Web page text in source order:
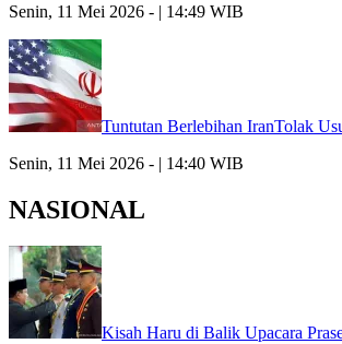
Senin, 11 Mei 2026 - | 14:49 WIB
Tuntutan Berlebihan IranTolak
Senin, 11 Mei 2026 - | 14:40 WIB
NASIONAL
Kisah Haru di Balik Upacara